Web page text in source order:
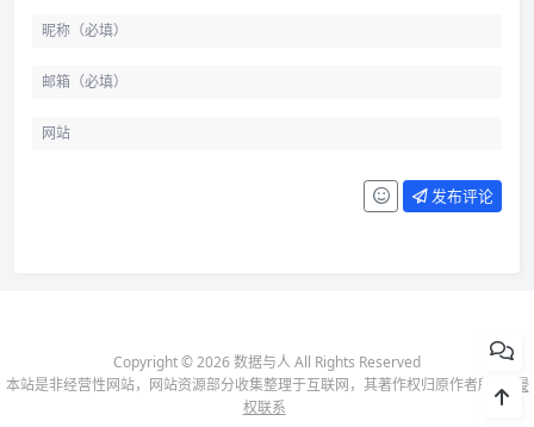
发布评论
Copyright © 2026 数据与人 All Rights Reserved
本站是非经营性网站，网站资源部分收集整理于互联网，其著作权归原作者所有-
侵
权联系